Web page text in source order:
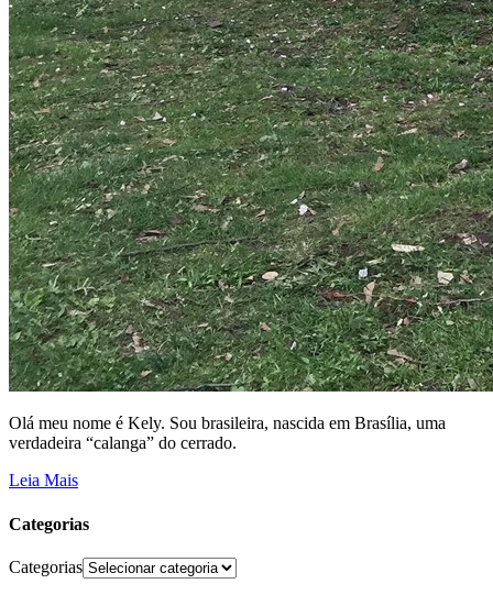
Olá meu nome é Kely. Sou brasileira, nascida em Brasília, uma
verdadeira “calanga” do cerrado.
Leia Mais
Categorias
Categorias